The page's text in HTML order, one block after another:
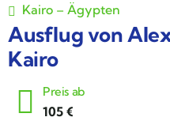
Kairo – Ägypten
Ausflug von
Kairo
Preis ab
105 €